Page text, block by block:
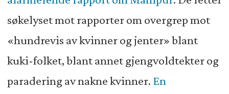
søkelyset mot rapporter om overgrep mot
«hundrevis av kvinner og jenter» blant
kuki-folket, blant annet gjengvoldtekter og
paradering av nakne kvinner. En